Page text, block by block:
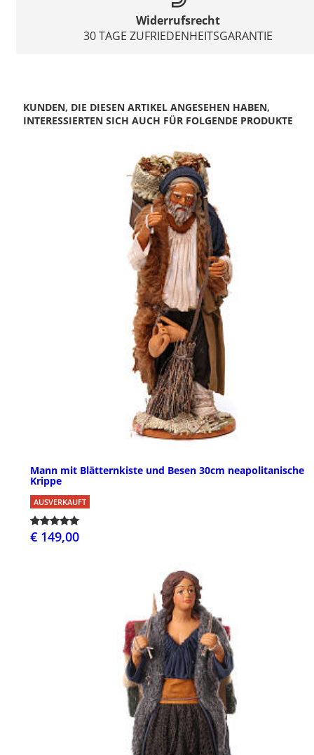
Widerrufsrecht
30 TAGE ZUFRIEDENHEITSGARANTIE
KUNDEN, DIE DIESEN ARTIKEL ANGESEHEN HABEN,
INTERESSIERTEN SICH AUCH FÜR FOLGENDE PRODUKTE
Mann mit Blätternkiste und Besen 30cm neapolitanische
Krippe
AUSVERKAUFT
€ 149,00